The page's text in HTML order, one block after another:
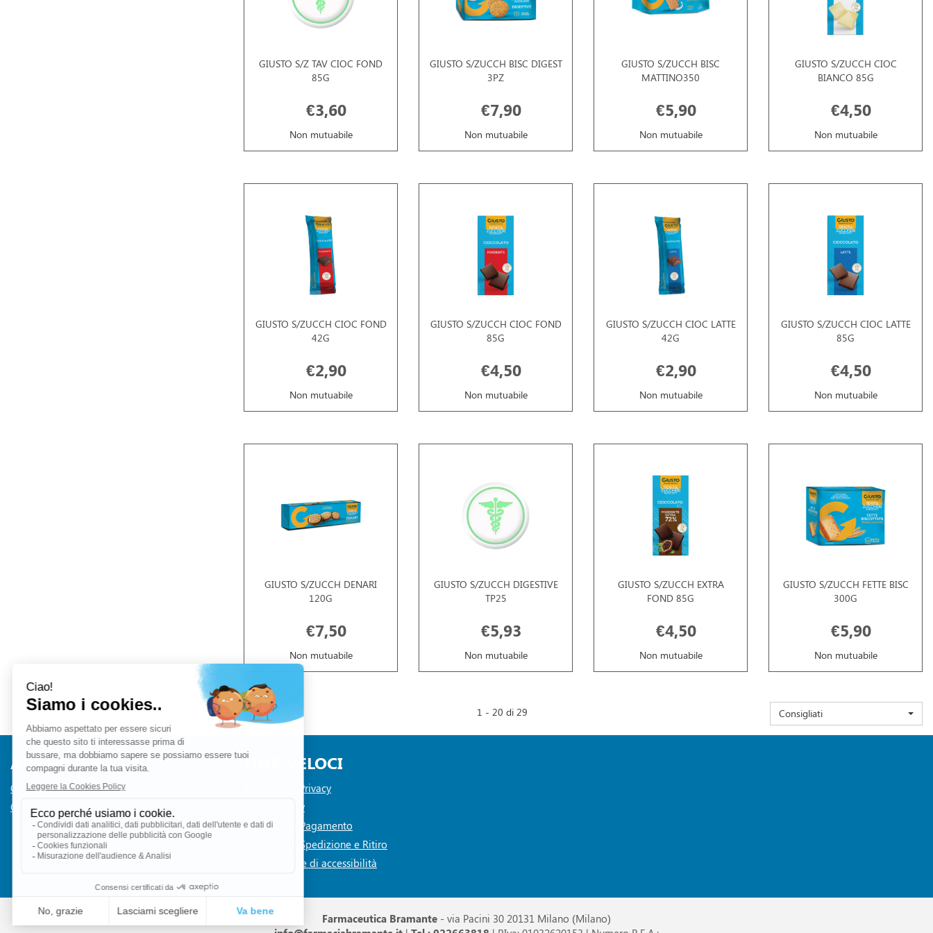
GIUSTO S/Z TAV CIOC FOND
85G
€3,60
Non mutuabile
GIUSTO S/ZUCCH BISC DIGEST
3PZ
€7,90
Non mutuabile
GIUSTO S/ZUCCH BISC
MATTINO350
€5,90
Non mutuabile
GIUSTO S/ZUCCH CIOC
BIANCO 85G
€4,50
Non mutuabile
GIUSTO S/ZUCCH CIOC FOND
42G
€2,90
Non mutuabile
GIUSTO S/ZUCCH CIOC FOND
85G
€4,50
Non mutuabile
GIUSTO S/ZUCCH CIOC LATTE
42G
€2,90
Non mutuabile
GIUSTO S/ZUCCH CIOC LATTE
85G
€4,50
Non mutuabile
GIUSTO S/ZUCCH DENARI
120G
€7,50
Non mutuabile
GIUSTO S/ZUCCH DIGESTIVE
TP25
€5,93
Non mutuabile
GIUSTO S/ZUCCH EXTRA
FOND 85G
€4,50
Non mutuabile
GIUSTO S/ZUCCH FETTE BISC
300G
€5,90
Non mutuabile
1 2 1 - 20 di 29 Consigliati
AREA UTENTE
Contatti
Condizioni di Vendita
LINK VELOCI
Informativa Privacy
Cookie Policy
Modalità di Pagamento
Modalità di Spedizione e Ritiro
Dichiarazione di accessibilità
Farmaceutica Bramante - via Pacini 30 20131 Milano (Milano)